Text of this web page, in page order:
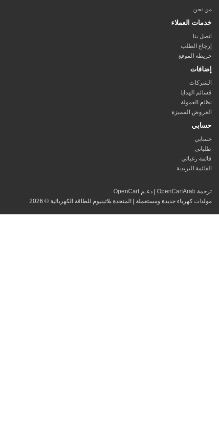
العملاء
بنا
الطلب
الموقع
الهدايا
العمولة
المميزة
رغباتي
البريدية
OpenCartArab| دعـم
OpenCart
كهرباء جديدة ومستعملة | المتحدة بلاتينيوم للطاقة الكهربائية © 2026